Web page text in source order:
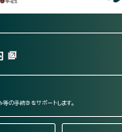
の手続きをサポートします。